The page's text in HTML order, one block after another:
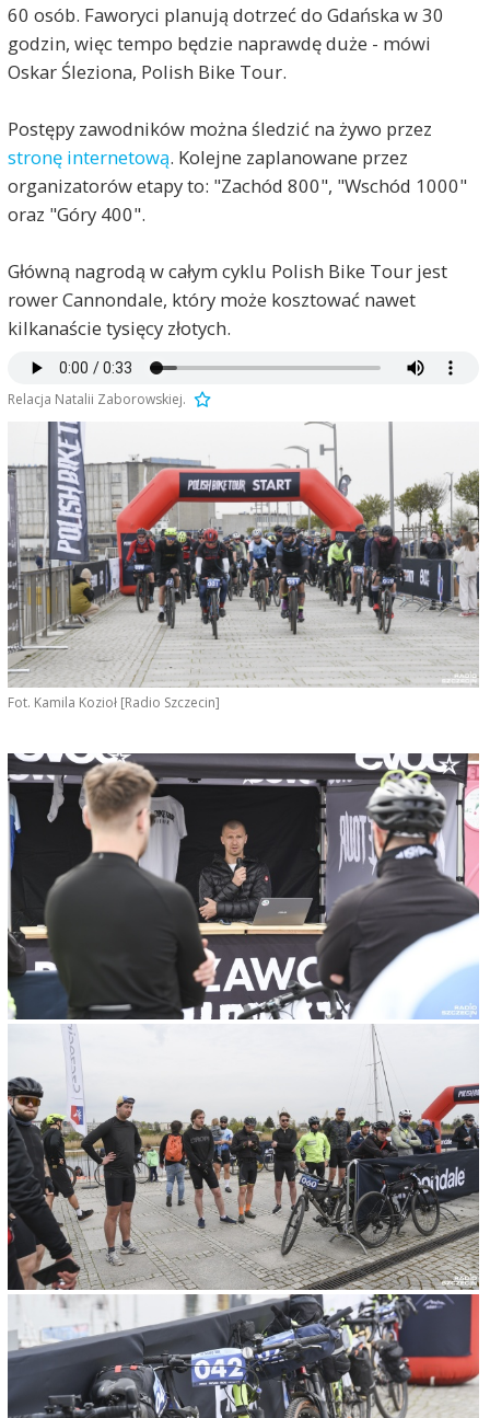
60 osób. Faworyci planują dotrzeć do Gdańska w 30
godzin, więc tempo będzie naprawdę duże - mówi
Oskar Śleziona, Polish Bike Tour.
Postępy zawodników można śledzić na żywo przez
stronę internetową. Kolejne zaplanowane przez
organizatorów etapy to: "Zachód 800", "Wschód 1000"
oraz "Góry 400".
Główną nagrodą w całym cyklu Polish Bike Tour jest
rower Cannondale, który może kosztować nawet
kilkanaście tysięcy złotych.
Relacja Natalii Zaborowskiej.
Fot. Kamila Kozioł [Radio Szczecin]